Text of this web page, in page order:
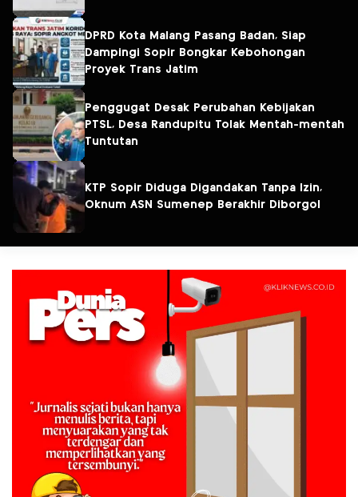
DPRD Kota Malang Pasang Badan, Siap
Dampingi Sopir Bongkar Kebohongan
Proyek Trans Jatim
Penggugat Desak Perubahan Kebijakan
PTSL, Desa Randupitu Tolak Mentah-mentah
Tuntutan
KTP Sopir Diduga Digandakan Tanpa Izin,
Oknum ASN Sumenep Berakhir Diborgol